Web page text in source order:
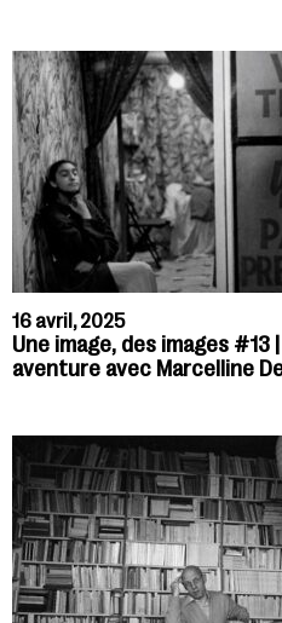
16 avril, 2025
Une image, des images #13
aventure avec Marcelline